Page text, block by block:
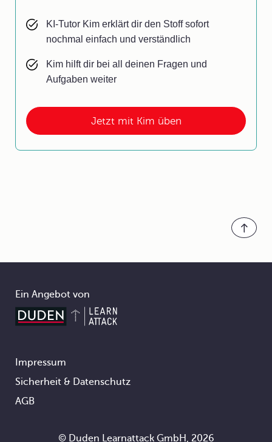
Jetzt mit Kim üben
KI-Tutor Kim erklärt dir den Stoff sofort
nochmal einfach und verständlich
Kim hilft dir bei all deinen Fragen und
Aufgaben weiter
Ein Angebot von
Footer
Impressum
Sicherheit & Datenschutz
AGB
© Duden Learnattack GmbH, 2026